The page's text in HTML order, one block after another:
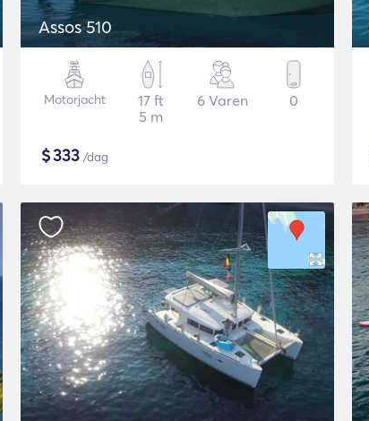
Assos 510
Motorjacht
17 ft
5 m
6 Varen 0
$333 /dag